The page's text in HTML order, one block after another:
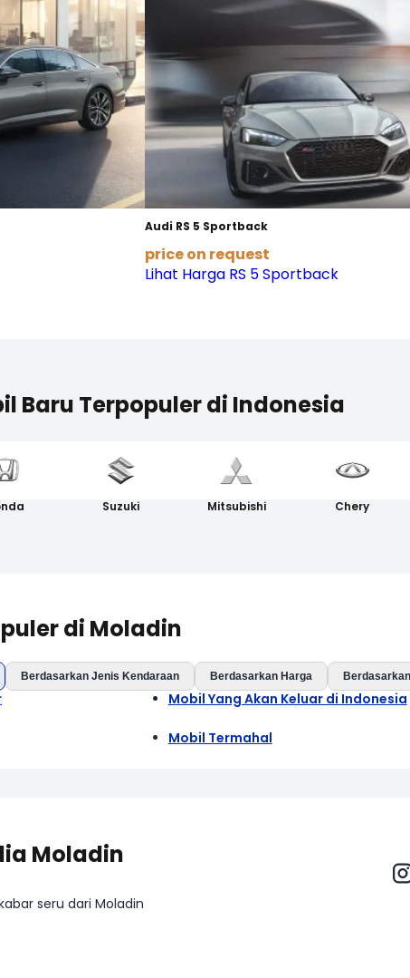
Audi RS 5 Sportback
price on request
Lihat Harga RS 5 Sportback
Baru Terpopuler di Indonesia
Suzuki Mitsubishi Chery
di Moladin
Berdasarkan Jenis Kendaraan Berdasarkan Harga
Mobil Yang Akan Keluar di Indonesia
Mobil Termahal
Moladin
seru dari Moladin